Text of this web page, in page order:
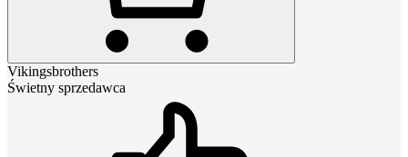
Vikingsbrothers
Świetny sprzedawca